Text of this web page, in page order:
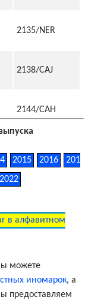
2135/NER
2138/CAJ
2144/CAH
2146/LKG
2149/JBM
2151/MMC
2015 2016
201
2022
в алфавитном
можете
иномарок, а
предоставляем